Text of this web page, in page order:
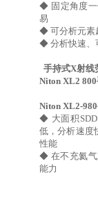
◆ 固定角度一
易
◆ 可分析元素
◆ 分析快速、
手持式X射线
Niton XL2
Niton XL2-
◆ 大面积
低，分析速度
性能
◆ 在不充氦气
能力